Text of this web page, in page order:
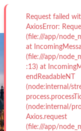
+19179701470
從
單程 
Request failed
AxiosError:
(file:///app/
at
(file:///app/
:13) at
endReadableNT
(node:internal/
(node:internal/
Axios.request
(file:///app/